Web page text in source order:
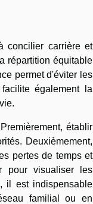
concilier carrière et
répartition équitable
permet d'éviter les
également la
établir
Deuxièmement,
pertes de temps et
pour visualiser les
il est indispensable
familial ou en